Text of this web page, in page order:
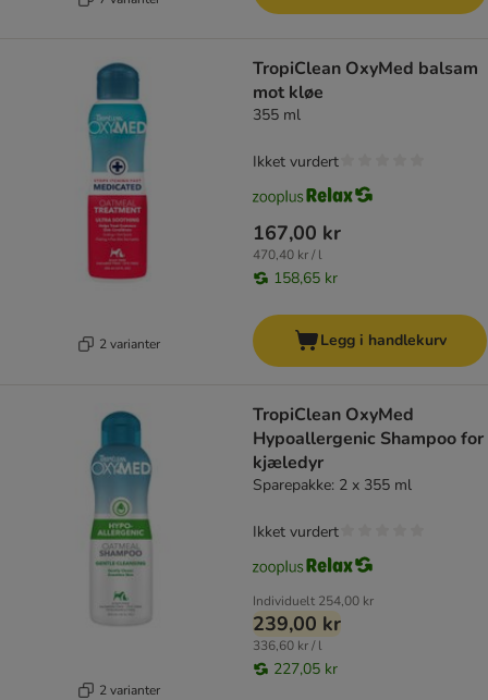
2 varianter
TropiClean OxyMed balsam
mot kløe
355 ml
167,00 kr
470,40 kr / l
158,65 kr
Ikket vurdert
Legg i handlekurv
2 varianter
TropiClean OxyMed
Hypoallergenic Shampoo for
kjæledyr
Sparepakke: 2 x 355 ml
Individuelt 254,00 kr
239,00 kr
336,60 kr / l
227,05 kr
Ikket vurdert